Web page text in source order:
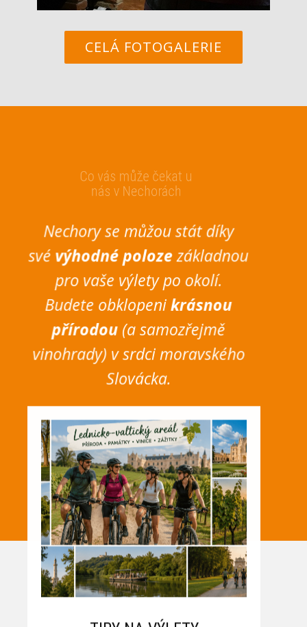
CELÁ FOTOGALERIE
Co vás může čekat u
nás v Nechorách
Nechory se můžou stát díky
své výhodné polozezákladnou
pro vaše výlety po okolí.
Budete obklopenikrásnou
přírodou (a samozřejmě
vinohrady) v srdci moravského
Slovácka.